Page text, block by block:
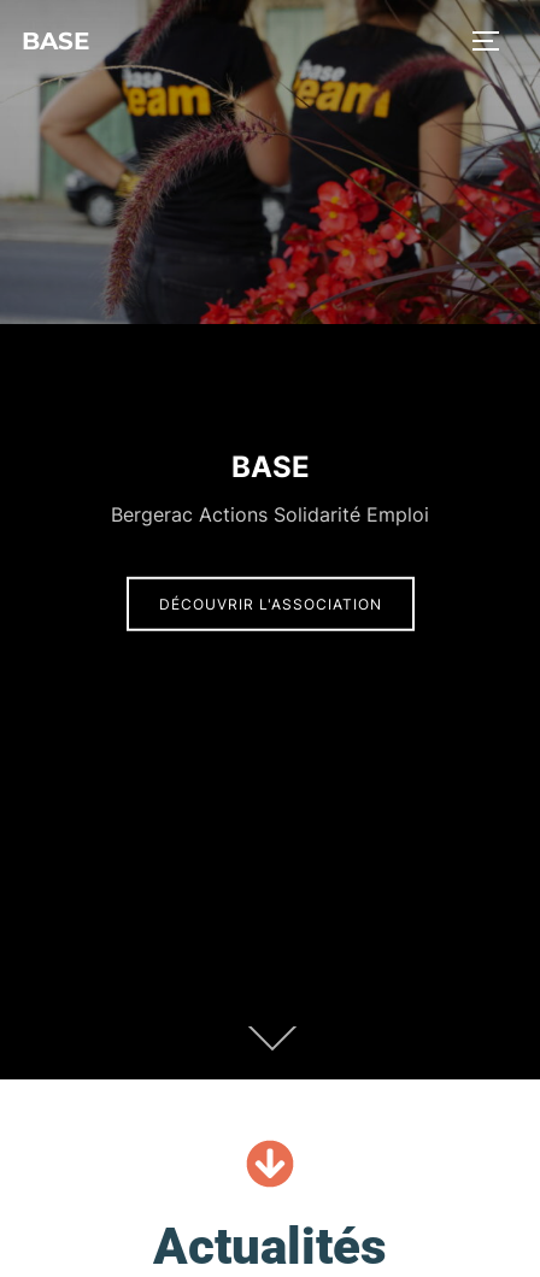
BASE
BASE
Bergerac Actions Solidarité Emploi
DÉCOUVRIR L'ASSOCIATION
Actualités